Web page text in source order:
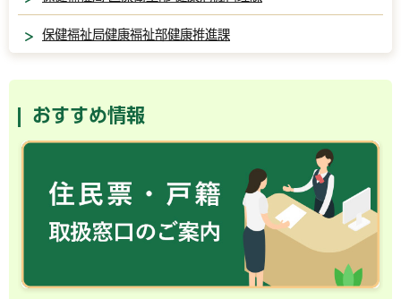
保健福祉局健康福祉部健康推進課
おすすめ情報